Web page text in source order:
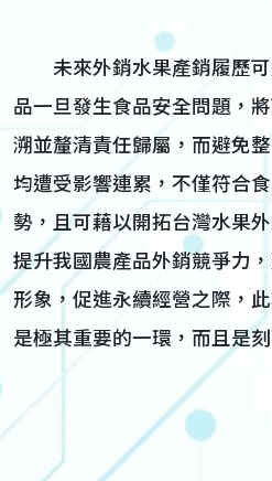
未來外銷水果產銷履歷可
品一旦發生食品安全問題，
溯並釐清責任歸屬，而避免
均遭受影響連累，不僅符合
勢，且可藉以開拓台灣水果
提升我國農產品外銷競爭力
形象，促進永續經營之際，
是極其重要的一環，而且是刻